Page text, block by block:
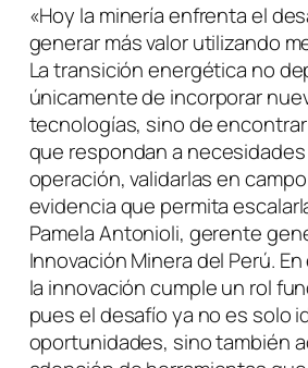
«Hoy la minería enfrenta el
generar más valor utilizando
La transición energética no
únicamente de incorporar
tecnologías, sino de
que respondan a
operación, validarlas en
evidencia que permita
Pamela Antonioli, gerente
Innovación Minera del Perú.
la innovación cumple un rol
pues el desafío ya no es solo
oportunidades, sino también